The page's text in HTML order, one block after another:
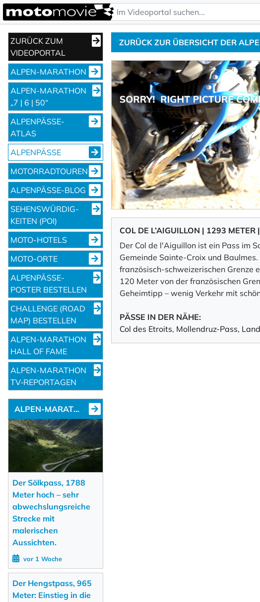
ZURÜCK ZUM
VIDEOPORTAL
ALPEN-MARATHON
ALPEN-MARATHON
„7 | 6 | 50“
ALPENPÄSSE-
ATLAS
ALPENPÄSSE
MOTORRADTOUREN
ALPENPÄSSE-BLOG
SEHENS­WÜRDIG­
KEITEN (POI)
MOTO-HOTELS
MOTO-ORTE
ALPENPÄSSE-
POSTER BESTELLEN
CHALLENGE (ROAD
MAP) BESTELLEN
ALPEN-MARATHON
HALL OF FAME
ALPEN-MARATHON
TV‑REPORTAGEN
ALPEN-MARATHON NEWS
Der Sölkpass, 1788
Meter hoch – sehr
abwechslungsreiche
Strecke mit
malerischen
Aussichten.
vor 1 Woche
Der Hengstpass, 965
Meter: Einstieg in die
ZURÜCK ZUR ÜBERSICHT DER
COL DE L’AIGUILLON | 1293 METER
Der Col de l'Aiguillon ist ein Pass im
Gemeinde Sainte-Croix und
französisch-schweizerischen
120 Meter von der französischen
Geheimtipp – wenig Verkehr mit
PÄSSE IN DER NÄHE:
Col des Etroits, Mollendruz-Pass,